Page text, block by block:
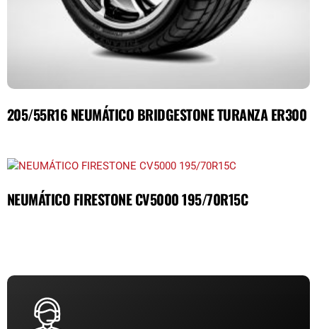
205/55R16 NEUMÁTICO BRIDGESTONE TURANZA ER300
NEUMÁTICO FIRESTONE CV5000 195/70R15C